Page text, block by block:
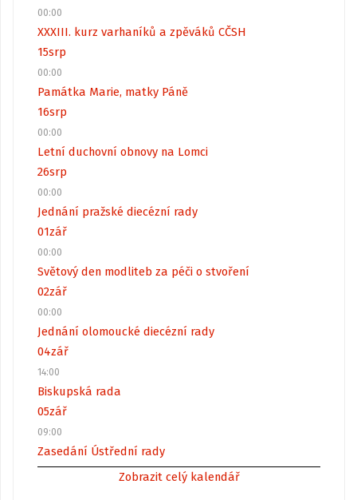
00:00
XXXIII. kurz varhaníků a zpěváků CČSH
15srp
00:00
Památka Marie, matky Páně
16srp
00:00
Letní duchovní obnovy na Lomci
26srp
00:00
Jednání pražské diecézní rady
01zář
00:00
Světový den modliteb za péči o stvoření
02zář
00:00
Jednání olomoucké diecézní rady
04zář
14:00
Biskupská rada
05zář
09:00
Zasedání Ústřední rady
Zobrazit celý kalendář